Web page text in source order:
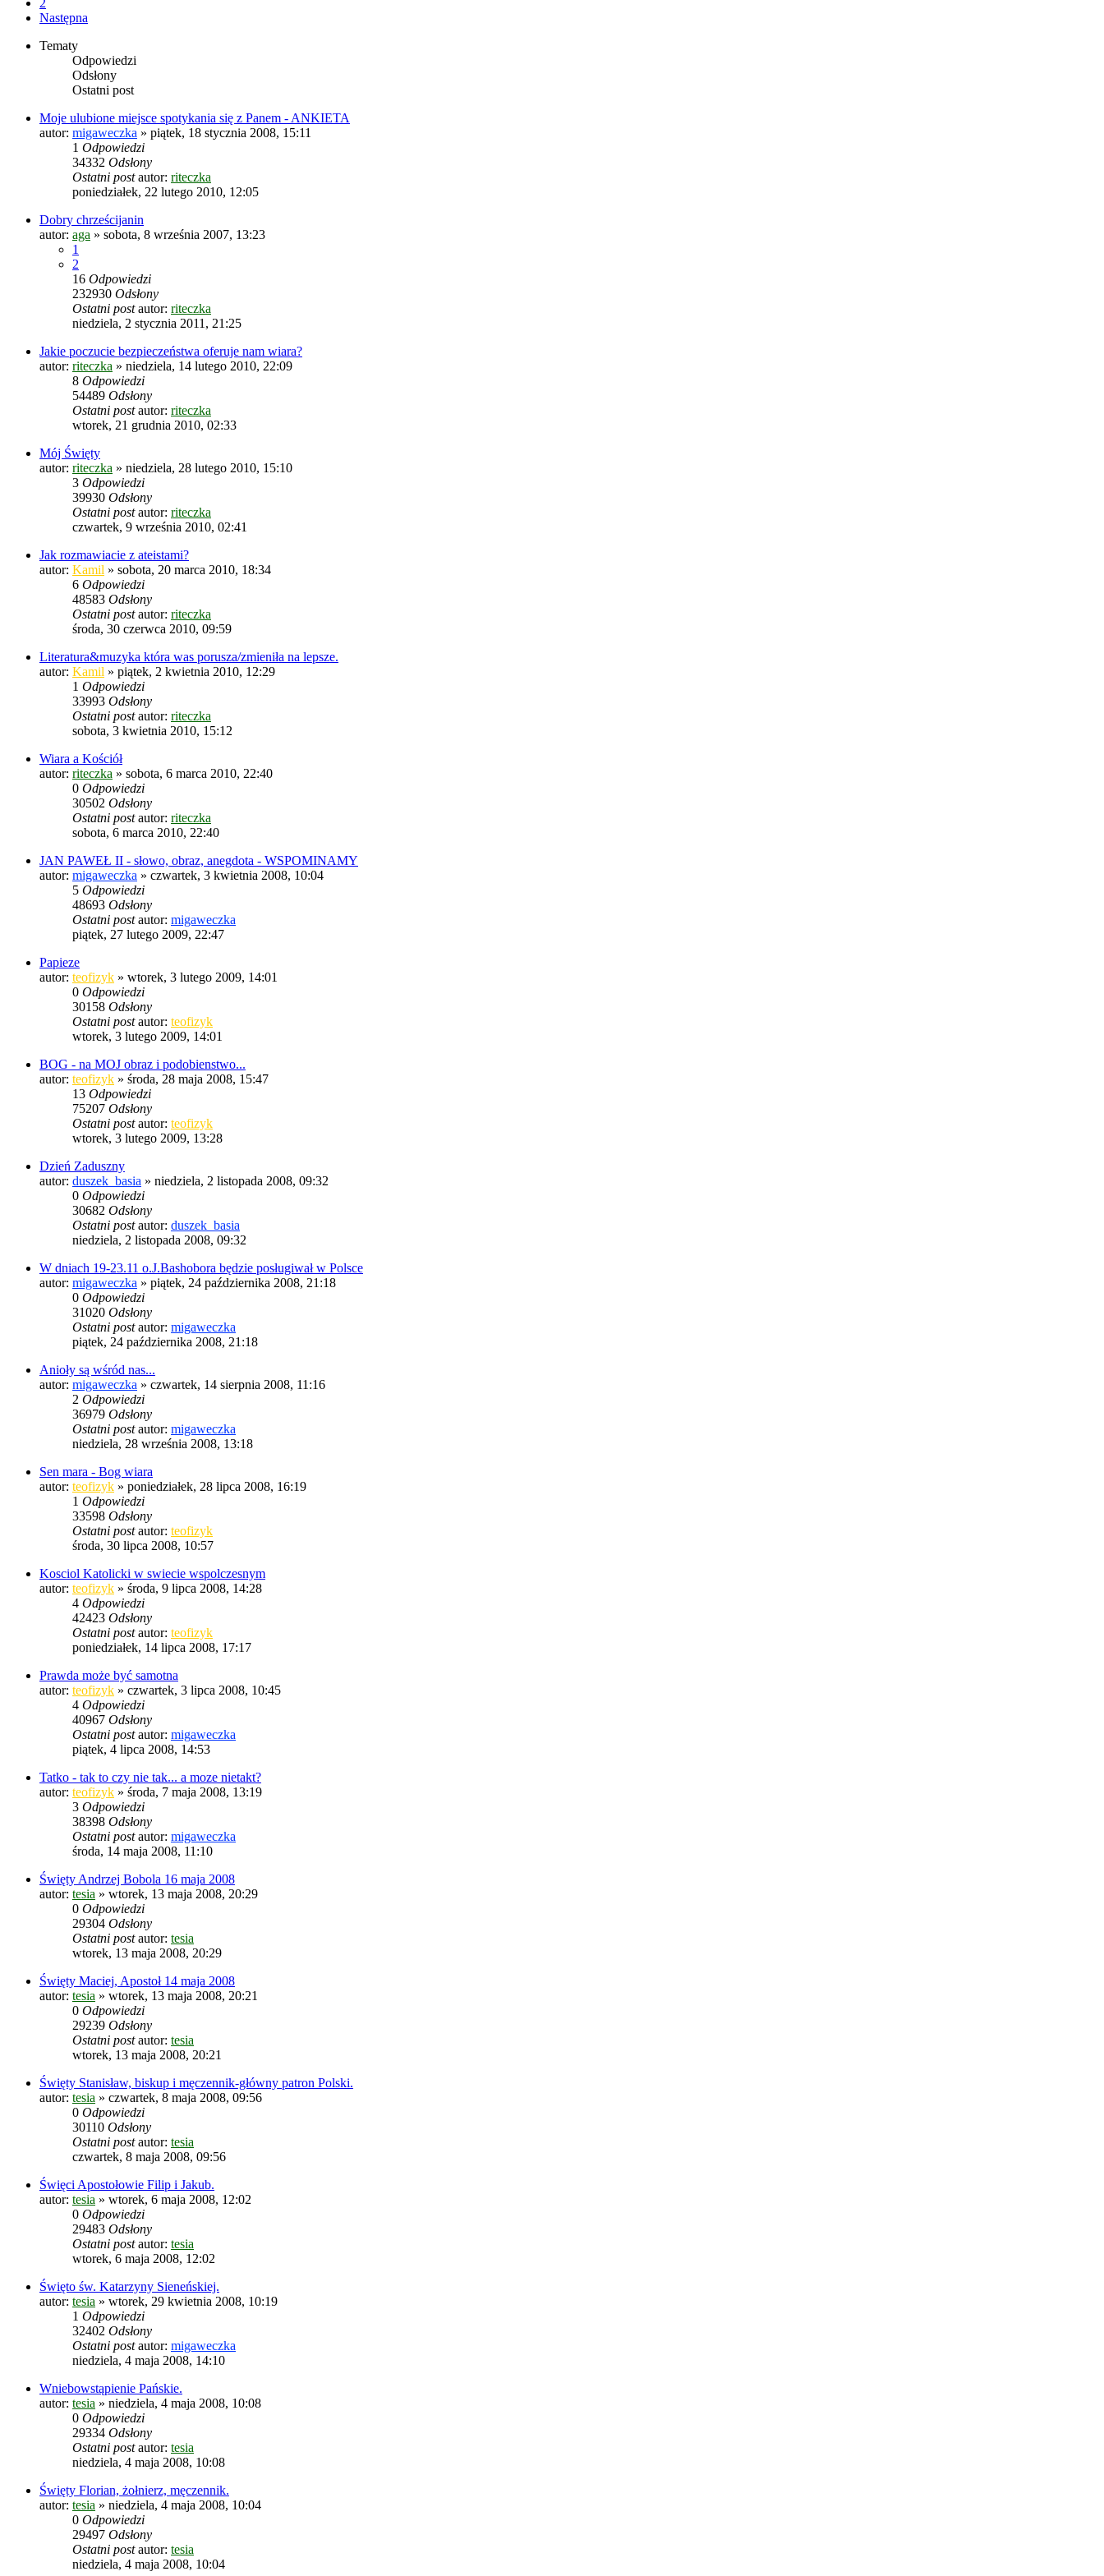
Następna
Tematy
Odpowiedzi
Odsłony
Ostatni post
Moje ulubione miejsce spotykania się z Panem - ANKIETA
autor: migaweczka » piątek, 18 stycznia 2008, 15:11
1 Odpowiedzi
34332 Odsłony
Ostatni postautor: riteczka
poniedziałek, 22 lutego 2010, 12:05
Dobry chrześcijanin
autor: aga » sobota, 8 września 2007, 13:23
1
2
16 Odpowiedzi
232930 Odsłony
Ostatni postautor: riteczka
niedziela, 2 stycznia 2011, 21:25
Jakie poczucie bezpieczeństwa oferuje nam wiara?
autor: riteczka » niedziela, 14 lutego 2010, 22:09
8 Odpowiedzi
54489 Odsłony
Ostatni postautor: riteczka
wtorek, 21 grudnia 2010, 02:33
Mój Święty
autor: riteczka » niedziela, 28 lutego 2010, 15:10
3 Odpowiedzi
39930 Odsłony
Ostatni postautor: riteczka
czwartek, 9 września 2010, 02:41
Jak rozmawiacie z ateistami?
autor: Kamil » sobota, 20 marca 2010, 18:34
6 Odpowiedzi
48583 Odsłony
Ostatni postautor: riteczka
środa, 30 czerwca 2010, 09:59
Literatura&muzyka która was porusza/zmieniła na lepsze.
autor: Kamil » piątek, 2 kwietnia 2010, 12:29
1 Odpowiedzi
33993 Odsłony
Ostatni postautor: riteczka
sobota, 3 kwietnia 2010, 15:12
Wiara a Kościół
autor: riteczka » sobota, 6 marca 2010, 22:40
0 Odpowiedzi
30502 Odsłony
Ostatni postautor: riteczka
sobota, 6 marca 2010, 22:40
JAN PAWEŁ II - słowo, obraz, anegdota - WSPOMINAMY
autor: migaweczka » czwartek, 3 kwietnia 2008, 10:04
5 Odpowiedzi
48693 Odsłony
Ostatni postautor: migaweczka
piątek, 27 lutego 2009, 22:47
Papieze
autor: teofizyk » wtorek, 3 lutego 2009, 14:01
0 Odpowiedzi
30158 Odsłony
Ostatni postautor: teofizyk
wtorek, 3 lutego 2009, 14:01
BOG - na MOJ obraz i podobienstwo...
autor: teofizyk » środa, 28 maja 2008, 15:47
13 Odpowiedzi
75207 Odsłony
Ostatni postautor: teofizyk
wtorek, 3 lutego 2009, 13:28
Dzień Zaduszny
autor: duszek_basia » niedziela, 2 listopada 2008, 09:32
0 Odpowiedzi
30682 Odsłony
Ostatni postautor: duszek_basia
niedziela, 2 listopada 2008, 09:32
W dniach 19-23.11 o.J.Bashobora będzie posługiwał w Polsce
autor: migaweczka » piątek, 24 października 2008, 21:18
0 Odpowiedzi
31020 Odsłony
Ostatni postautor: migaweczka
piątek, 24 października 2008, 21:18
Anioły są wśród nas...
autor: migaweczka » czwartek, 14 sierpnia 2008, 11:16
2 Odpowiedzi
36979 Odsłony
Ostatni postautor: migaweczka
niedziela, 28 września 2008, 13:18
Sen mara - Bog wiara
autor: teofizyk » poniedziałek, 28 lipca 2008, 16:19
1 Odpowiedzi
33598 Odsłony
Ostatni postautor: teofizyk
środa, 30 lipca 2008, 10:57
Kosciol Katolicki w swiecie wspolczesnym
autor: teofizyk » środa, 9 lipca 2008, 14:28
4 Odpowiedzi
42423 Odsłony
Ostatni postautor: teofizyk
poniedziałek, 14 lipca 2008, 17:17
Prawda może być samotna
autor: teofizyk » czwartek, 3 lipca 2008, 10:45
4 Odpowiedzi
40967 Odsłony
Ostatni postautor: migaweczka
piątek, 4 lipca 2008, 14:53
Tatko - tak to czy nie tak... a moze nietakt?
autor: teofizyk » środa, 7 maja 2008, 13:19
3 Odpowiedzi
38398 Odsłony
Ostatni postautor: migaweczka
środa, 14 maja 2008, 11:10
Święty Andrzej Bobola 16 maja 2008
autor: tesia » wtorek, 13 maja 2008, 20:29
0 Odpowiedzi
29304 Odsłony
Ostatni postautor: tesia
wtorek, 13 maja 2008, 20:29
Święty Maciej, Apostoł 14 maja 2008
autor: tesia » wtorek, 13 maja 2008, 20:21
0 Odpowiedzi
29239 Odsłony
Ostatni postautor: tesia
wtorek, 13 maja 2008, 20:21
Święty Stanisław, biskup i męczennik-główny patron Polski.
autor: tesia » czwartek, 8 maja 2008, 09:56
0 Odpowiedzi
30110 Odsłony
Ostatni postautor: tesia
czwartek, 8 maja 2008, 09:56
Święci Apostołowie Filip i Jakub.
autor: tesia » wtorek, 6 maja 2008, 12:02
0 Odpowiedzi
29483 Odsłony
Ostatni postautor: tesia
wtorek, 6 maja 2008, 12:02
Święto św. Katarzyny Sieneńskiej.
autor: tesia » wtorek, 29 kwietnia 2008, 10:19
1 Odpowiedzi
32402 Odsłony
Ostatni postautor: migaweczka
niedziela, 4 maja 2008, 14:10
Wniebowstąpienie Pańskie.
autor: tesia » niedziela, 4 maja 2008, 10:08
0 Odpowiedzi
29334 Odsłony
Ostatni postautor: tesia
niedziela, 4 maja 2008, 10:08
Święty Florian, żołnierz, męczennik.
autor: tesia » niedziela, 4 maja 2008, 10:04
0 Odpowiedzi
29497 Odsłony
Ostatni postautor: tesia
niedziela, 4 maja 2008, 10:04